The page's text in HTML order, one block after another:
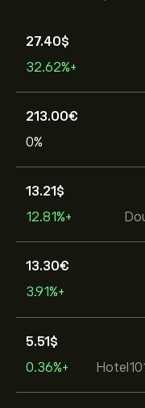
27.40‎$‎
+32.62%
213.00‎€‎
0%
13.21‎$‎
+12.81%
13.30‎€‎
+3.91%
5.51‎$‎
+0.36%